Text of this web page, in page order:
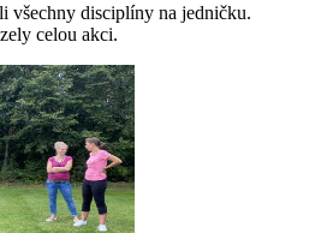
všechny disciplíny na jedničku.
celou akci.